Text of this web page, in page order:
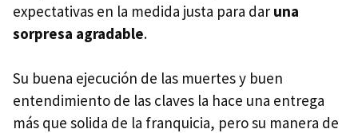
expectativas en la medida justa para dar una
sorpresa agradable.
Su buena ejecución de las muertes y buen
entendimiento de las claves la hace una entrega
más que solida de la franquicia, pero su manera de